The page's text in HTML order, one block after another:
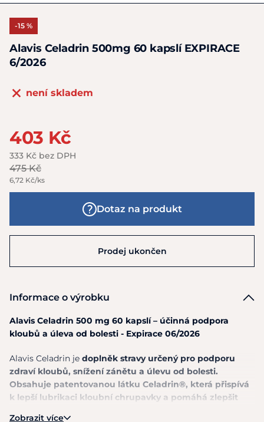
-15 %
Alavis Celadrin 500mg 60 kapslí EXPIRACE
6/2026
není skladem
403 Kč
333 Kč bez DPH
475 Kč
6,72 Kč/ks
Dotaz na produkt
Prodej ukončen
Informace o výrobku
Alavis Celadrin 500 mg 60 kapslí – účinná podpora
kloubů a úleva od bolesti - Expirace 06/2026
Alavis Celadrin je doplněk stravy určený pro podporu
zdraví kloubů, snížení zánětu a úlevu od bolesti.
Obsahuje patentovanou látku Celadrin®, která přispívá
k lepší lubrikaci kloubní chrupavky a pomáhá zlepšit
Zobrazit více